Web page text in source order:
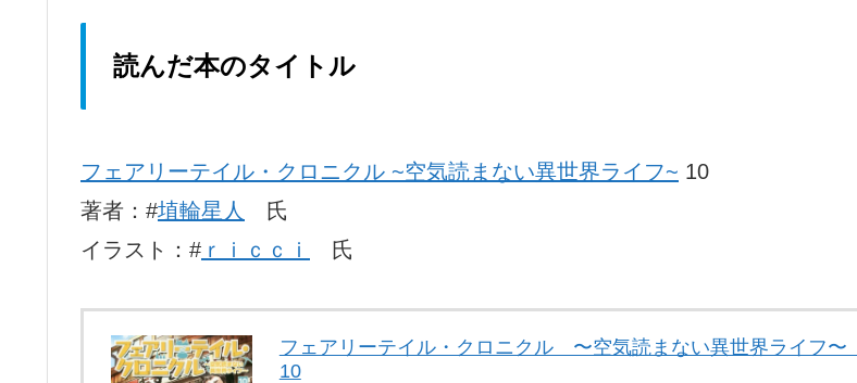
読んだ本のタイトル
フェアリーテイル・クロニクル ~空気読まない異世界ライフ~ 10
著者：#埴輪星人
氏
イラスト：# ｒｉｃｃｉ 氏
フェアリーテイル・クロニクル 〜空気読まない異世界ライフ〜
10